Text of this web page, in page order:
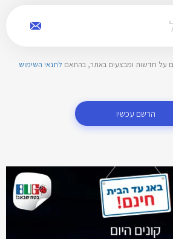
על חדשות ומבצעים באתר, בהתאם לתנאי השימוש
הרשם עכשיו